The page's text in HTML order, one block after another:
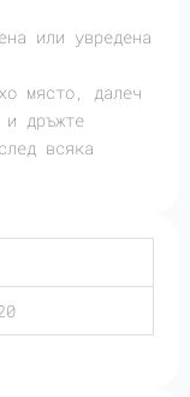
или увредена
място, далеч
и дръжте
всяка